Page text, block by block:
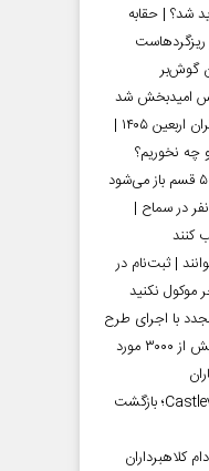
شد؟ | حقابه
ریزگردهاست
گوش‌بر
امیدبخش شد
توصیه‌های تغذیه‌ای برای زائران اربعین ۱۴۰۵ |
چه نخوریم؟
در سماح |
کنند
ارز اربعین ۱۴۰۵ بخوانند | ثبت‌نام در
موکول نکنید
مجدد با اجرای طرح
«پرستار پیگیر» | شناسایی بیش از ۳۰۰۰ مورد
Castlevania: Belmont’s Curse؛ بازگشت
کلاهبرداران